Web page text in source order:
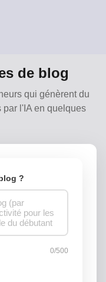
de blog
qui génèrent du
par l'IA en quelques
?
0/500